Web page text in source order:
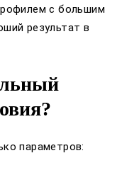
с большим
результат в
параметров: